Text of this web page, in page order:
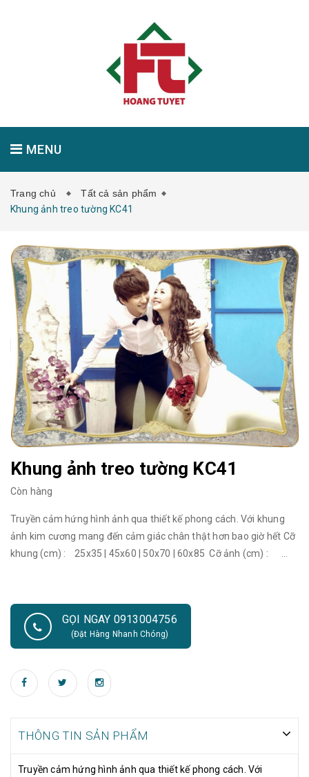
MENU
GIỚI THIỆU SẢN PHẨM
LIÊN HỆ
Trang chủ
Tất cả sản phẩm
Khung ảnh treo tường KC41
Khung ảnh treo tường KC41
Còn hàng
Truyền cảm hứng hình ảnh qua thiết kế phong cách. Với khung
ảnh kim cương mang đến cảm giác chân thật hơn bao giờ hết Cỡ
khung (cm) : 25x35 | 45x60 | 50x70 | 60x85 Cỡ ảnh (cm) :
110x170 Khung ảnh đẹp treo tường đang trở thành một trào lưu
trang trí nội thất hiện nay. Với nhiều kiểu dáng, màu sắc khác
nhau, các bộ khung ảnh treo tường độc đáo phù hợp để lắp đặt
nhiên mà không kém phần tinh tế và hiện đại. Sử dụng trang trí
cho các không gian nội thất như phòng khách, cầu thang, phòng
bạn sẽ hoàn toàn hài lòng với nội thất không gian ngôi nhà mình.
GỌI NGAY 0913004756
(Đặt Hàng Nhanh Chóng)
THÔNG TIN SẢN PHẨM
Truyền cảm hứng hình ảnh qua thiết kế phong cách. Với